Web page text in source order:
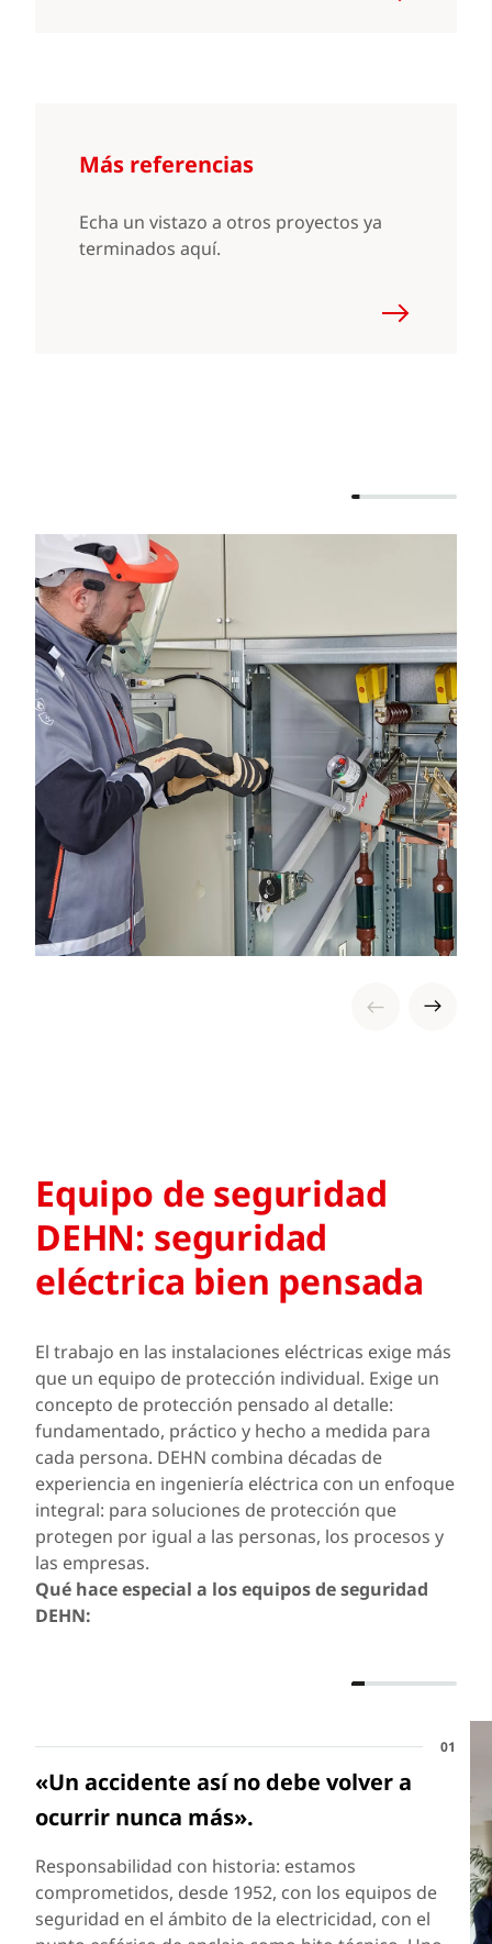
Más referencias
Echa un vistazo a otros proyectos ya
terminados aquí.
Equipo de seguridad
DEHN: seguridad
eléctrica bien pensada
El trabajo en las instalaciones eléctricas exige más
que un equipo de protección individual. Exige un
concepto de protección pensado al detalle:
fundamentado, práctico y hecho a medida para
cada persona. DEHN combina décadas de
experiencia en ingeniería eléctrica con un enfoque
integral: para soluciones de protección que
protegen por igual a las personas, los procesos y
las empresas.
Qué hace especial a los equipos de seguridad
DEHN:
01
«Un accidente así no debe volver a
ocurrir nunca más».
Responsabilidad con historia: estamos
comprometidos, desde 1952, con los equipos de
seguridad en el ámbito de la electricidad, con el